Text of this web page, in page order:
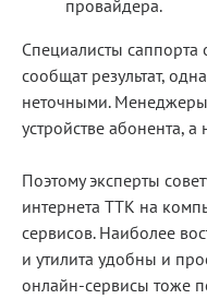
провайдера.
Специалисты
сообщат результат,
неточными.
устройстве абонента, а
Поэтому эксперты
интернета ТТК на
сервисов. Наиболее
и утилита удобны и
онлайн-сервисы тоже